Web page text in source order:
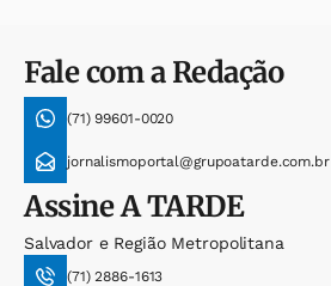
Fale com a Redação
(71) 99601-0020
jornalismoportal@grupoatarde.com.br
AssineA TARDE
Salvador e Região Metropolitana
(71) 2886-1613